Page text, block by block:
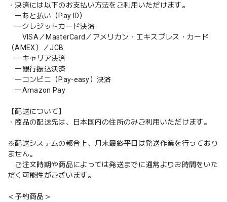
・決済には以下のお支払い方法をご利用いただけます。
ーあと払い（Pay ID）
ークレジットカード決済
VISA／MasterCard／アメリカン・エキスプレス・カード
（AMEX）／JCB
ーキャリア決済
ー銀行振込決済
ーコンビニ（Pay-easy）決済
ーAmazon Pay
【配送について】
・商品の配送先は、日本国内の住所のみご利用いただけます。
※配送システムの都合上、月末最終平日は発送作業を行っており
ません。
ご注文時期や商品によっては発送までに通常よりお時間をいた
だく可能性がございます。
＜予約商品＞